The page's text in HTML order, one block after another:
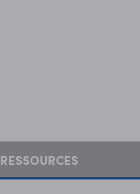
RESSOURCES